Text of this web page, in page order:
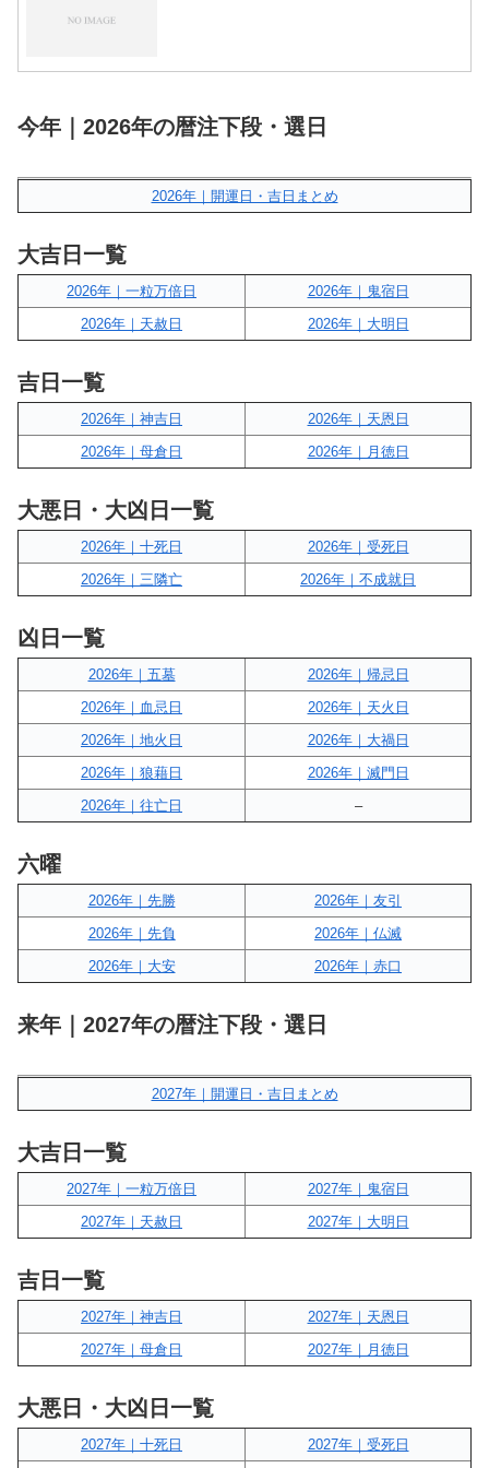
今年｜2026年の暦注下段・選日
2026年｜開運日・吉日まとめ
大吉日一覧
2026年｜一粒万倍日
2026年｜鬼宿日
2026年｜天赦日
2026年｜大明日
吉日一覧
2026年｜神吉日
2026年｜天恩日
2026年｜母倉日
2026年｜月徳日
大悪日・大凶日一覧
2026年｜十死日
2026年｜受死日
2026年｜三隣亡
2026年｜不成就日
凶日一覧
2026年｜五墓
2026年｜帰忌日
2026年｜血忌日
2026年｜天火日
2026年｜地火日
2026年｜大禍日
2026年｜狼藉日
2026年｜滅門日
2026年｜往亡日
–
六曜
2026年｜先勝
2026年｜友引
2026年｜先負
2026年｜仏滅
2026年｜大安
2026年｜赤口
来年｜2027年の暦注下段・選日
2027年｜開運日・吉日まとめ
大吉日一覧
2027年｜一粒万倍日
2027年｜鬼宿日
2027年｜天赦日
2027年｜大明日
吉日一覧
2027年｜神吉日
2027年｜天恩日
2027年｜母倉日
2027年｜月徳日
大悪日・大凶日一覧
2027年｜十死日 2027年｜受死日